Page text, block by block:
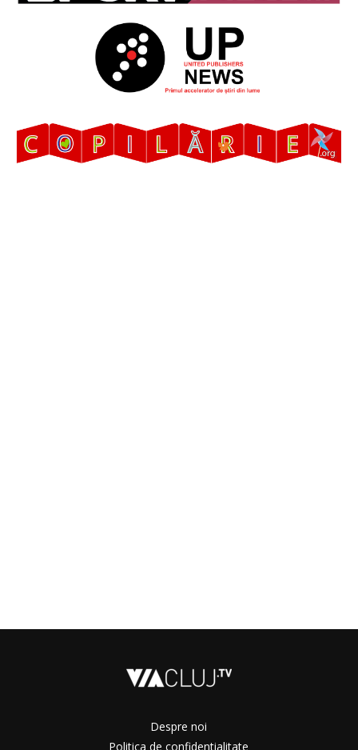
Despre noi
Politica de confidentialitate